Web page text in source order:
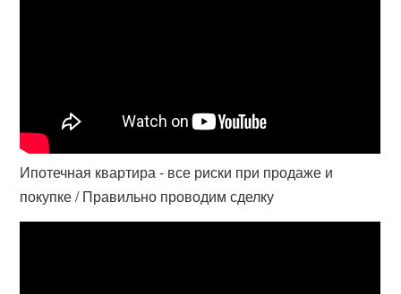
Ипотечная квартира - все риски при продаже и
покупке / Правильно проводим сделку